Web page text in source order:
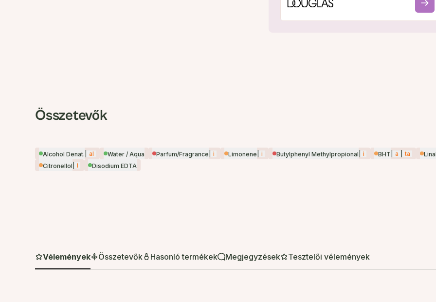
Összetevők
Alcohol Denat. al Water / Aqua Parfum/Fragrance i Limonene i Butylphenyl Methylpropional i BHT a ta
Citronellol
i Disodium EDTA
Vélemények Összetevők Hasonló termékek Megjegyzések Tesztelői vélemények